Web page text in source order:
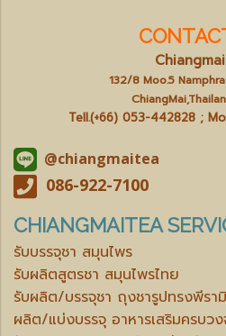
132/8 Moo.5
Tell.(+66) 053-442828 ;
@chiangmaitea
086-922-7100
CHIANGMAITEA
รับบรรจุชา สมุนไพร
รับผลิตสูตรชา สมุนไพรไทย
รับผลิต/บรรจุชา ถุงชารูปทรงพีรา
ผลิต/แบ่งบรรจุ อาหารเสริมครบวง